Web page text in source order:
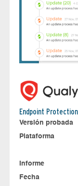
Endpoint
Versión probada
Plataforma
Informe
Fecha